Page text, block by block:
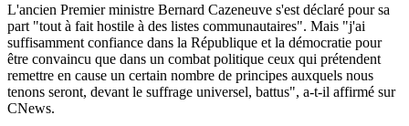
L'ancien Premier ministre Bernard Cazeneuve s'est déclaré pour sa
part "tout à fait hostile à des listes communautaires". Mais "j'ai
suffisamment confiance dans la République et la démocratie pour
être convaincu que dans un combat politique ceux qui prétendent
remettre en cause un certain nombre de principes auxquels nous
tenons seront, devant le suffrage universel, battus", a-t-il affirmé sur
CNews.